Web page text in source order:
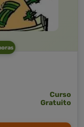
Curso
Gratuito